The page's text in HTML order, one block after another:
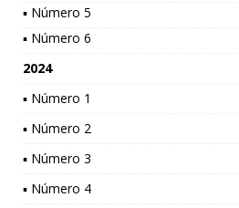
▪ Número 5
▪ Número 6
2024
▪ Número 1
▪ Número 2
▪ Número 3
▪ Número 4